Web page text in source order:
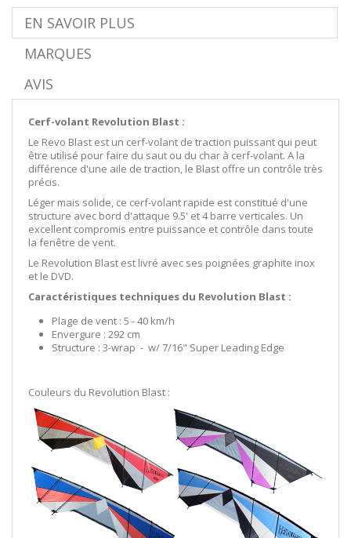
EN SAVOIR PLUS
MARQUES
AVIS
Cerf-volant Revolution Blast :
Le Revo Blast est un cerf-volant de traction puissant qui peut
être utilisé pour faire du saut ou du char à cerf-volant. A la
différence d'une aile de traction, le Blast offre un contrôle très
précis.
Léger mais solide, ce cerf-volant rapide est constitué d'une
structure avec bord d'attaque 9.5' et 4 barre verticales. Un
excellent compromis entre puissance et contrôle dans toute
la fenêtre de vent.
Le Revolution Blast est livré avec ses poignées graphite inox
et le DVD.
Caractéristiques techniques du Revolution Blast :
Plage de vent : 5 - 40 km/h
Envergure : 292 cm
Structure : 3-wrap - w/ 7/16" Super Leading Edge
Couleurs du Revolution Blast :